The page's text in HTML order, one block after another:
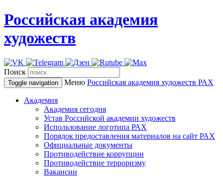
Российская академия
художеств
Поиск
Toggle navigation Меню Российская академия художеств РАХ
Академия
Академия сегодня
Устав Российской академии художеств
Использование логотипа РАХ
Порядок предоставления материалов на сайт РАХ
Официальные документы
Противодействие коррупции
Противодействие терроризму
Вакансии